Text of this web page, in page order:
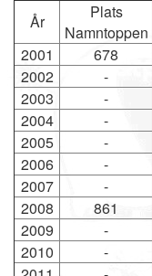
År
Plats
Namntoppen
2001
678
2002
-
2003
-
2004
-
2005
-
2006
-
2007
-
2008
861
2009
-
2010
-